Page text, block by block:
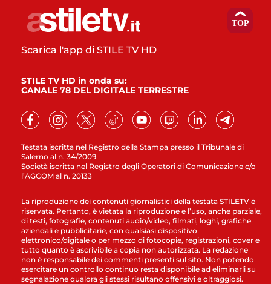
Testata iscritta nel Registro della Stampa presso il Tribunale di
Salerno al n. 34/2009
Società iscritta nel Registro degli Operatori di Comunicazione c/o
l’AGCOM al n. 20133
Scarica l'app di STILE TV HD
STILE TV HD in onda su:
CANALE 78 DEL DIGITALE TERRESTRE
La riproduzione dei contenuti giornalistici della testata STILETV è
riservata. Pertanto, è vietata la riproduzione e l’uso, anche parziale,
di testi, fotografie, contenuti audio/video, filmati, loghi, grafiche
aziendali e pubblicitarie, con qualsiasi dispositivo
elettronico/digitale o per mezzo di fotocopie, registrazioni, cover e
tutto quanto è ascrivibile a copia non autorizzata. La redazione
non è responsabile dei commenti presenti sul sito. Non potendo
esercitare un controllo continuo resta disponibile ad eliminarli su
segnalazione qualora gli stessi risultano offensivi e oltraggiosi.